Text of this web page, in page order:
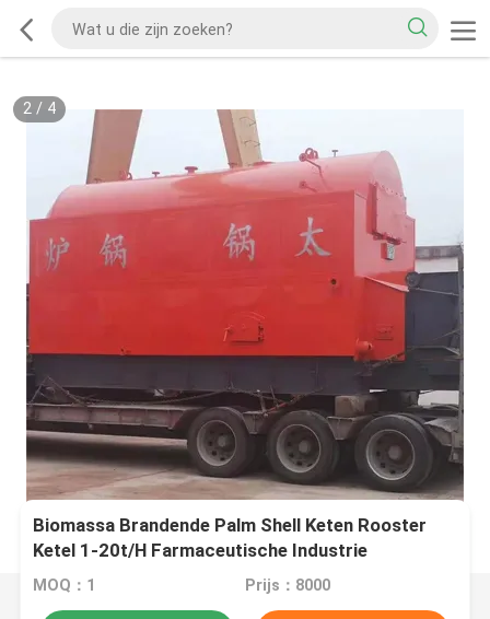
3/ 4
Biomassa Brandende Palm Shell Keten Rooster
Ketel 1-20t/H Farmaceutische Industrie
MOQ：1 Prijs：8000